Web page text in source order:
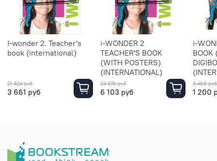
I-wonder 2. Teacher's
book (international)
21 324 руб
3 661 руб
i-WONDER 2
TEACHER'S BOOK
(WITH POSTERS)
(INTERNATIONAL)
24 876 руб
6 103 руб
i-
BOOK
3 466 руб
1 200